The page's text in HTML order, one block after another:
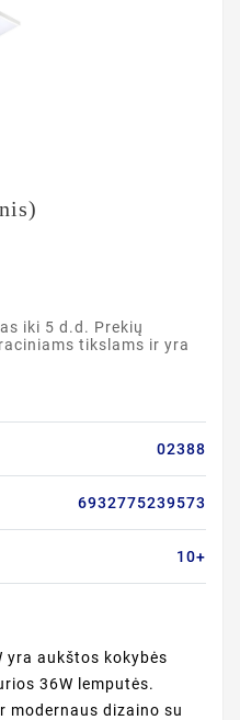
iki 5 d.d. Prekių
tikslams ir yra
02388
6932775239573
10+
yra aukštos kokybės
36W lemputės.
modernaus dizaino su